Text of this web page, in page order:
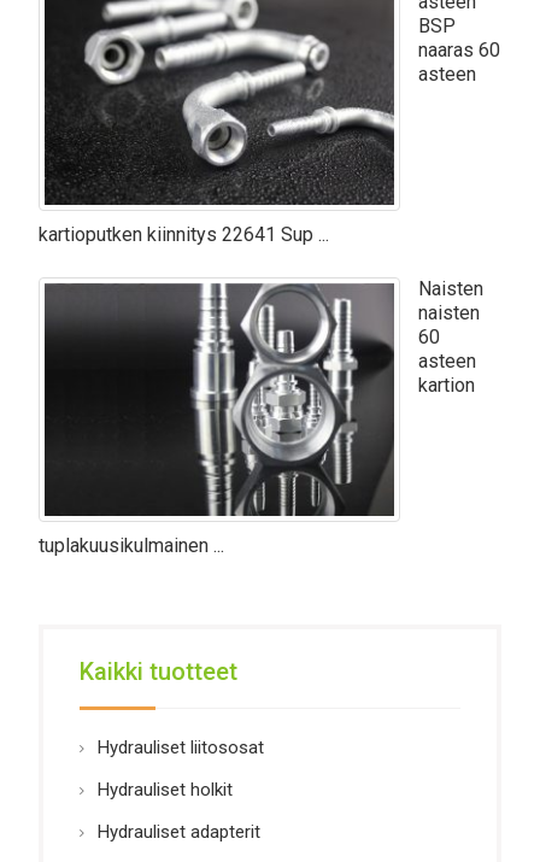
BSP
naaras 60
asteen
kartioputken kiinnitys 22641 Sup ...
Naisten
naisten
60
asteen
kartion
tuplakuusikulmainen ...
Kaikki tuotteet
Hydrauliset liitososat
Hydrauliset holkit
Hydrauliset adapterit